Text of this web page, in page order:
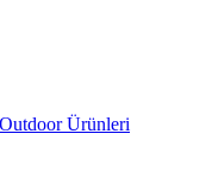
Ürünleri